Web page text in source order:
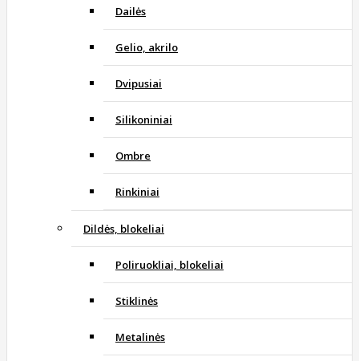
Dailės
Gelio, akrilo
Dvipusiai
Silikoniniai
Ombre
Rinkiniai
Dildės, blokeliai
Poliruokliai, blokeliai
Stiklinės
Metalinės